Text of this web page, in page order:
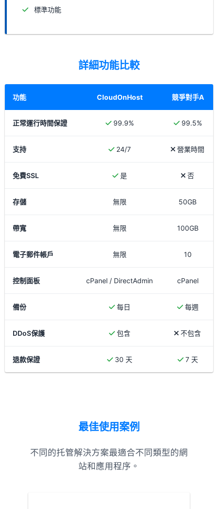
標準功能
詳細功能比較
功能 CloudOnHost 競爭對手A
正常運行時間保證 99.9% 99.5%
支持 24/7 營業時間
免費SSL 是 否
存儲 無限 50GB
帶寬 無限 100GB
電子郵件帳戶 無限 10
控制面板 cPanel / DirectAdmin cPanel
備份 每日 每週
DDoS保護 包含 不包含
退款保證 30 天 7 天
最佳使用案例
不同的托管解決方案最適合不同類型的網
站和應用程序。